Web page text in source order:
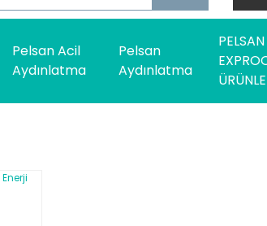
Pelsan Acil
Aydınlatma
Pelsan
Aydınlatma
PELSAN